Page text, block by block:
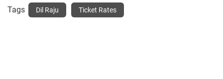
Tags Dil Raju Ticket Rates